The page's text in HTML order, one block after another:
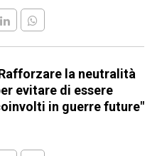
la neutralità
evitare di essere
in guerre future"